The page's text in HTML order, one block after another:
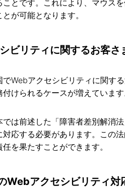
とです。これにより、マウス
が可能となります。
ビリティに関するお客
でWebアクセシビリティに関す
けられるケースが増えています
では前述した「障害者差別解消
対応する必要があります。この
を果たすことができます。
Webアクセシビリティ対